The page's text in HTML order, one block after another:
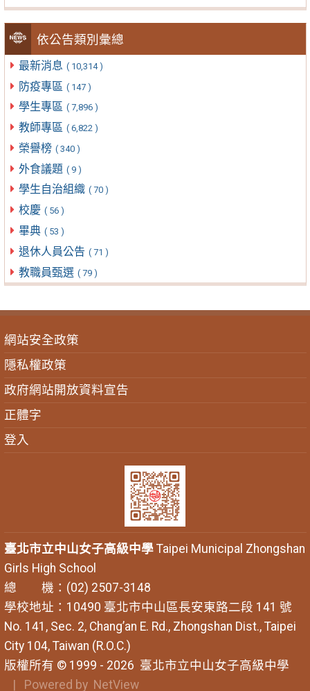
依公告類別彙總
最新消息 ( 10,314 )
防疫專區 ( 147 )
學生專區 ( 7,896 )
教師專區 ( 6,822 )
榮譽榜 ( 340 )
外食議題 ( 9 )
學生自治組織 ( 70 )
校慶 ( 56 )
畢典 ( 53 )
退休人員公告 ( 71 )
教職員甄選 ( 79 )
網站安全政策
隱私權政策
政府網站開放資料宣告
正體字
登入
臺北市立中山女子高級中學Taipei Municipal Zhongshan
Girls High School
總 機：(02) 2507-3148
學校地址：10490 臺北市中山區長安東路二段 141 號
No. 141, Sec. 2, Chang’an E. Rd., Zhongshan Dist., Taipei
City 104, Taiwan (R.O.C.)
版權所有 © 1999 - 2026 臺北市立中山女子高級中學
| Powered by NetView